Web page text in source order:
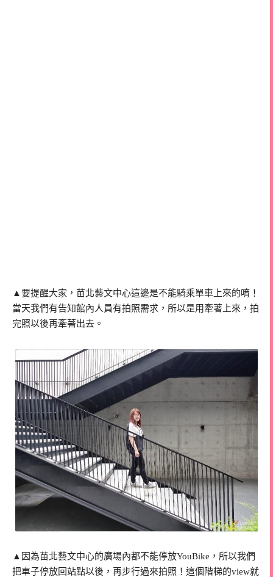
▲要提醒大家，苗北藝文中心這邊是不能騎乘單車上來的唷！
當天我們有告知館內人員有拍照需求，所以是用牽著上來，拍
完照以後再牽著出去。
▲因為苗北藝文中心的廣場內都不能停放YouBike，所以我們
把車子停放回站點以後，再步行過來拍照！這個階梯的view就